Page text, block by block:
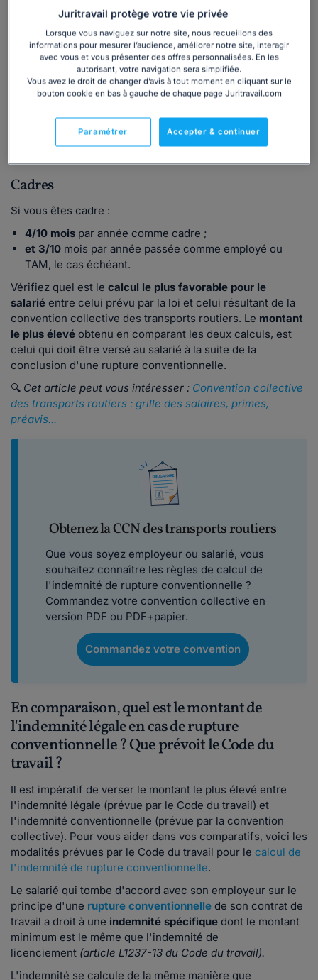
(salaire moyen des 3 derniers mois) x nombre d'années
Techniciens et agents de maîtrise
Si vous êtestechnicien ou agent de maîtrise:
dernier salaire brut x nombre d'années d'ancienneté ;
salariés de3 ans d'anciennetéminimum :3/10
dernier salaire brut x nombre d'années d'ancienneté.
Cadres
Si vous êtes cadre :
4/10 mois par année comme cadre ;
et 3/10 mois par année passée comme employé ou
TAM, le cas échéant.
Vérifiez quel est le calcul le plus favorable pour le
salarié entre celui prévu par la loi et celui résultant de la
convention collective des transports routiers. Le montant
le plus élevé obtenu en comparant les deux calculs, est
celui qui doit être versé au salarié à la suite de la
conclusion d'une rupture conventionnelle.
🔍 Cet article peut vous intéresser : Convention collective
des transports routiers : grille des salaires, primes,
préavis...
Obtenez la CCN des transports routiers
Que vous soyez employeur ou salarié, vous
souhaitez connaître les règles de calcul de
l'indemnité de rupture conventionnelle ?
Commandez votre convention collective en
version PDF ou PDF+papier.
Commandez votre convention
En comparaison, quel est le montant de
l'indemnité légale en cas de rupture
conventionnelle ? Que prévoit le Code du
travail ?
Il est impératif de verser le montant le plus élevé entre
l'indemnité légale (prévue par le Code du travail) et
l'indemnité conventionnelle (prévue par la convention
collective). Pour vous aider dans vos comparatifs, voici les
modalités prévues par le Code du travail pour le calcul de
l'indemnité de rupture conventionnelle.
Le salarié qui tombe d'accord avec son employeur sur le
principe d'une rupture conventionnelle de son contrat de
travail a droit à une indemnité spécifique dont le montant
minimum est le même que l'indemnité de
licenciement (article L1237-13 du Code du travail).
L'indemnité se calcule de la même manière que
Juritravail protège votre vie privée
Lorsque vous naviguez sur notre site, nous recueillons des
informations pour mesurer l’audience, améliorer notre site, interagir
avec vous et vous présenter des offres personnalisées. En les
autorisant, votre navigation sera simplifiée.
Vous avez le droit de changer d’avis à tout moment en cliquant sur le
bouton cookie en bas à gauche de chaque page Juritravail.com
Accepter & continuer
Paramétrer